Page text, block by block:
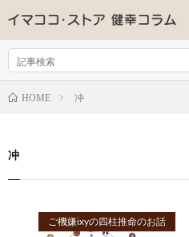
HOME 冲
冲
ご機嫌ixyの四柱推命のお話